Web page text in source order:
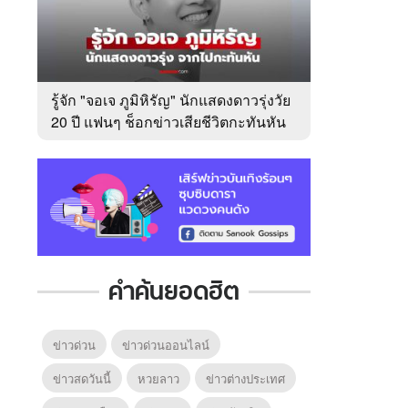
รู้จัก "จอเจ ภูมิหิรัญ" นักแสดงดาวรุ่งวัย
20 ปี แฟนๆ ช็อกข่าวเสียชีวิตกะทันหัน
คำค้นยอดฮิต
ข่าวด่วน
ข่าวด่วนออนไลน์
ข่าวสดวันนี้
หวยลาว
ข่าวต่างประเทศ